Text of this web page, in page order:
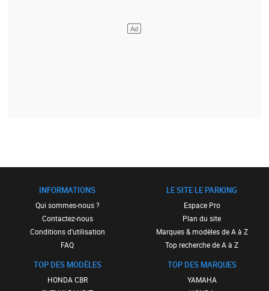
INFORMATIONS
Qui sommes-nous ?
Contactez-nous
Conditions d'utilisation
FAQ
TOP DES MODÈLES
HONDA CBR
LE SITE LE PARKING
Espace Pro
Plan du site
Marques & modèles de A à Z
Top recherche de A à Z
TOP DES MARQUES
YAMAHA